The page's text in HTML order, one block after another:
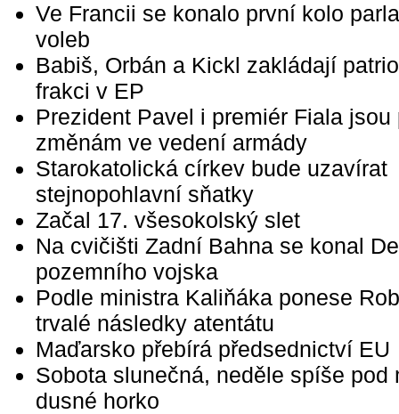
Ve Francii se konalo první kolo
voleb
Babiš, Orbán a Kickl zakládají
frakci v EP
Prezident Pavel i premiér Fiala jsou
změnám ve vedení armády
Starokatolická církev bude uzavírat
stejnopohlavní sňatky
Začal 17. všesokolský slet
Na cvičišti Zadní Bahna se konal
pozemního vojska
Podle ministra Kaliňáka ponese
trvalé následky atentátu
Maďarsko přebírá předsednictví EU
Sobota slunečná, neděle spíše pod
dusné horko